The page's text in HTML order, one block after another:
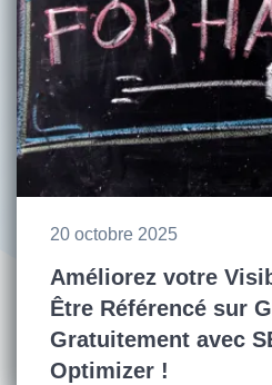
20 octobre 2025
Améliorez votre
Être Référencé sur
Gratuitement avec
Optimizer !